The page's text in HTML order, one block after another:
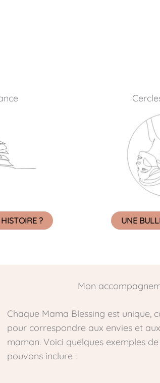
? UNE
Mon
Chaque Mama Blessing est unique,
pour correspondre aux envies et
maman. Voici quelques exemples
pouvons inclure :